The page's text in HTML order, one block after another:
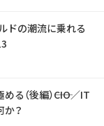
ドの潮流に乗れる
（後編）――CIO／IT
？